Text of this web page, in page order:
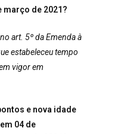
março de 2021?
art. 5º da Emenda à
estabeleceu tempo
vigor em
e nova idade
04 de